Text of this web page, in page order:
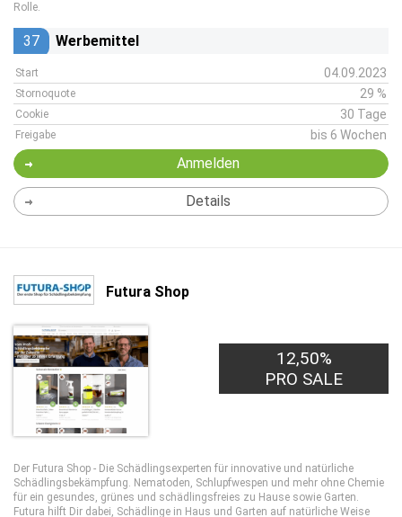
Rolle.
37 Werbemittel
Start 04.09.2023
Stornoquote 29 %
Cookie 30 Tage
Freigabe bis 6 Wochen
Anmelden
Details
Futura Shop
12,50%
PRO SALE
Der Futura Shop - Die Schädlingsexperten für innovative und natürliche
Schädlingsbekämpfung. Nematoden, Schlupfwespen und mehr ohne Chemie
für ein gesundes, grünes und schädlingsfreies zu Hause sowie Garten.
Futura hilft Dir dabei, Schädlinge in Haus und Garten auf natürliche Weise